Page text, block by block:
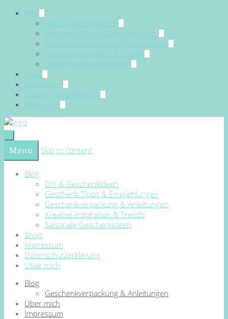
Blog
DIY & Geschenkideen
Geschenk-Tipps & Empfehlungen
Geschenkverpackung & Anleitungen
Kreative Inspiration & Trends
Saisonale Geschenkideen
Shop
Impressum
Datenschutzerklärung
Über mich
Menu Skip to content
Blog
DIY & Geschenkideen
Geschenk-Tipps & Empfehlungen
Geschenkverpackung & Anleitungen
Kreative Inspiration & Trends
Saisonale Geschenkideen
Shop
Impressum
Datenschutzerklärung
Über mich
Blog
Geschenkverpackung & Anleitungen
Über mich
Impressum